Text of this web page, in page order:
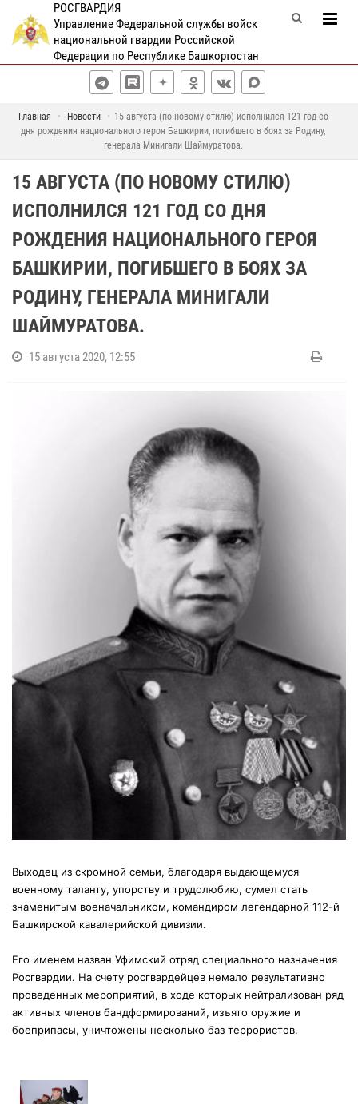
РОСГВАРДИЯ
Управление Федеральной службы войск
национальной гвардии Российской
Федерации по Республике Башкортостан
Главная Новости
15 августа (по новому стилю) исполнился 121 год со
дня рождения национального героя Башкирии, погибшего в боях за Родину,
генерала Минигали Шаймуратова.
15 АВГУСТА (ПО НОВОМУ СТИЛЮ)
ИСПОЛНИЛСЯ 121 ГОД СО ДНЯ
РОЖДЕНИЯ НАЦИОНАЛЬНОГО ГЕРОЯ
БАШКИРИИ, ПОГИБШЕГО В БОЯХ ЗА
РОДИНУ, ГЕНЕРАЛА МИНИГАЛИ
ШАЙМУРАТОВА.
15 августа 2020, 12:55
Выходец из скромной семьи, благодаря выдающемуся
военному таланту, упорству и трудолюбию, сумел стать
знаменитым военачальником, командиром легендарной 112-й
Башкирской кавалерийской дивизии.
Его именем назван Уфимский отряд специального назначения
Росгвардии. На счету росгвардейцев немало результативно
проведенных мероприятий, в ходе которых нейтрализован ряд
активных членов бандформирований, изъято оружие и
боеприпасы, уничтожены несколько баз террористов.